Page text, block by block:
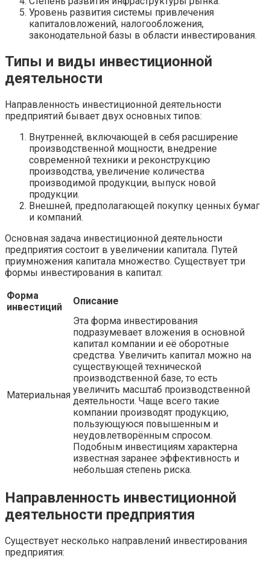
Уровень развития системы привлечения
капиталовложений, налогообложения,
законодательной базы в области инвестирования.
Типы и виды инвестиционной
деятельности
Направленность инвестиционной деятельности
предприятий бывает двух основных типов:
Внутренней, включающей в себя расширение
производственной мощности, внедрение
современной техники и реконструкцию
производства, увеличение количества
производимой продукции, выпуск новой
продукции.
Внешней, предполагающей покупку ценных бумаг
и компаний.
Основная задача инвестиционной деятельности
предприятия состоит в увеличении капитала. Путей
приумножения капитала множество. Существует три
формы инвестирования в капитал:
Форма
инвестиций
Описание
Материальная
Эта форма инвестирования
подразумевает вложения в основной
капитал компании и её оборотные
средства. Увеличить капитал можно на
существующей технической
производственной базе, то есть
увеличить масштаб производственной
деятельности. Чаще всего такие
компании производят продукцию,
пользующуюся повышенным и
неудовлетворённым спросом.
Подобным инвестициям характерна
известная заранее эффективность и
небольшая степень риска.
Направленность инвестиционной
деятельности предприятия
Существует несколько направлений инвестирования
предприятия: